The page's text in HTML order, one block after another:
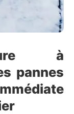
à
pannes